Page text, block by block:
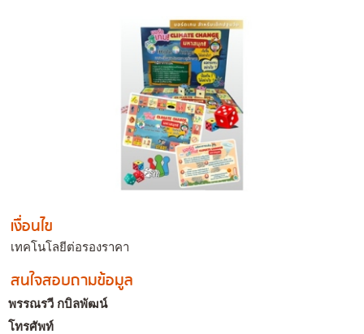
เงื่อนไข
เทคโนโลยีต่อรองราคา
สนใจสอบถามข้อมูล
พรรณรวี กบิลพัฒน์
โทรศัพท์